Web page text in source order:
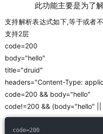
此功能主要是为了
支持解析表达式如下,等于或者
支持2层
code=200
body="hello"
title="druid"
headers="Content-Type:
code=200 && body="hello"
code!=200 && (body="hello"
code=200